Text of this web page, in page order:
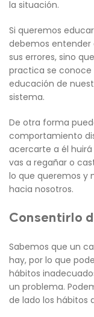
la situación.
Si queremos
debemos entender
sus errores, sino
practica se
educación de
sistema.
De otra forma
comportamiento
acercarte a él
vas a regañar o
lo que queremos y
hacia nosotros.
Consentirlo
Sabemos que un
hay, por lo que
hábitos
un problema.
de lado los hábitos